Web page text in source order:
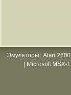
Эмуляторы : Atari 2600
Microsoft MSX-1